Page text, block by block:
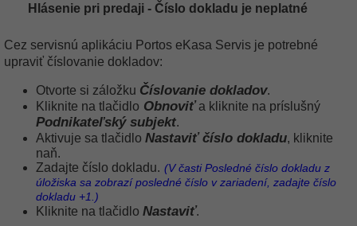
Hlásenie pri predaji - Číslo dokladu je neplatné
Cez servisnú aplikáciu Portos eKasa Servis je potrebné
upraviť číslovanie dokladov:
Otvorte si záložku Číslovanie dokladov.
Kliknite na tlačidlo Obnoviťa kliknite na príslušný
Podnikateľský subjekt.
Aktivuje sa tlačidlo Nastaviť číslo dokladu, kliknite
naň.
Zadajte číslo dokladu. (V časti Posledné číslo dokladu z
úložiska sa zobrazí posledné číslo v zariadení, zadajte číslo
dokladu +1.)
Kliknite na tlačidlo Nastaviť.